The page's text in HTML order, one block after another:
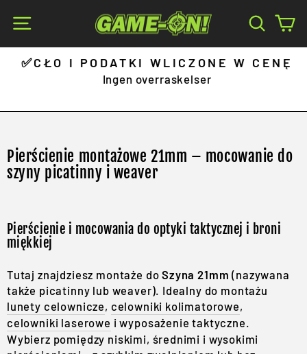
Site navigation Search
Pause
✅CŁO I PODATKI WLICZONE W CENĘ
Ingen overraskelser
Pierścienie montażowe 21mm – mocowanie do
szyny picatinny i weaver
Pierścienie i mocowania do optyki taktycznej i broni
miękkiej
Tutaj znajdziesz montaże doSzyna 21mm (nazywana
także picatinny lub weaver). Idealny do montażu
lunety celownicze, celowniki kolimatorowe,
celowniki laserowe i wyposażenie taktyczne.
Wybierz pomiędzy niskimi, średnimi i wysokimi